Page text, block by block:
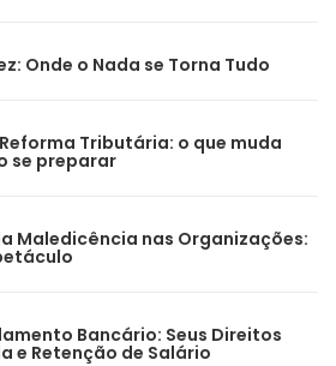
Onde o Nada se Torna Tudo
Tributária: o que muda
se preparar
Maledicência nas Organizações:
Bancário: Seus Direitos
e Retenção de Salário